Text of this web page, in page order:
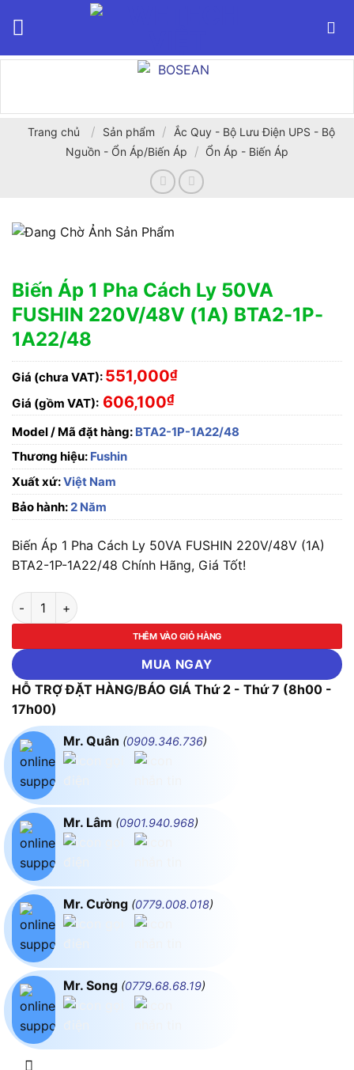
Trang chủ / Sản phẩm /
Ắc Quy - Bộ Lưu Điện UPS - Bộ
Nguồn - Ổn Áp/Biến Áp
/ Ổn Áp - Biến Áp
Biến Áp 1 Pha Cách Ly 50VA
FUSHIN 220V/48V (1A) BTA2-1P-
1A22/48
Giá (chưa VAT): 551,000₫
Giá (gồm VAT): 606,100₫
Model / Mã đặt hàng: BTA2-1P-1A22/48
Thương hiệu: Fushin
Xuất xứ:Việt Nam
Bảo hành:2 Năm
Biến Áp 1 Pha Cách Ly 50VA FUSHIN 220V/48V (1A)
BTA2-1P-1A22/48 Chính Hãng, Giá Tốt!
Biến Áp 1 Pha Cách Ly 50VA FUSHIN 220V/48V (1A) BTA2-
THÊM VÀO GIỎ HÀNG
MUA NGAY
HỖ TRỢ ĐẶT HÀNG/BÁO GIÁ Thứ 2 - Thứ 7 (8h00 -
17h00)
Mr. Quân (0909.346.736)
Mr. Lâm (0901.940.968)
Mr. Cường (0779.008.018)
Mr. Song (0779.68.68.19)